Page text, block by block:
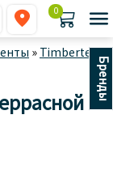
 
0 
» Timbertech
Бренды